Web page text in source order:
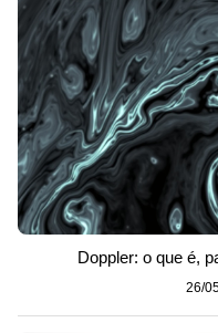
Doppler: o que é,
26/